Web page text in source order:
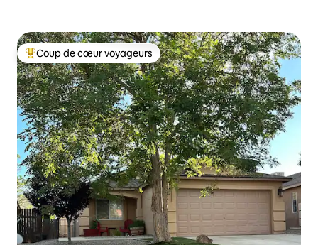
Coups de cœur voyageurs les plus appréciés
Coup de cœur voyageurs